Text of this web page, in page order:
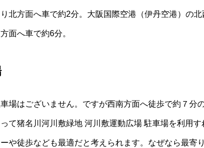
北方面へ車で約2分。大阪国際空港（伊丹空港）の
面へ車で約6分。
場はございません。ですが西南方面へ徒歩で約７分
て猪名川河川敷緑地 河川敷運動広場 駐車場を利用
や徒歩なども最適だと考えられます。なぜなら最寄